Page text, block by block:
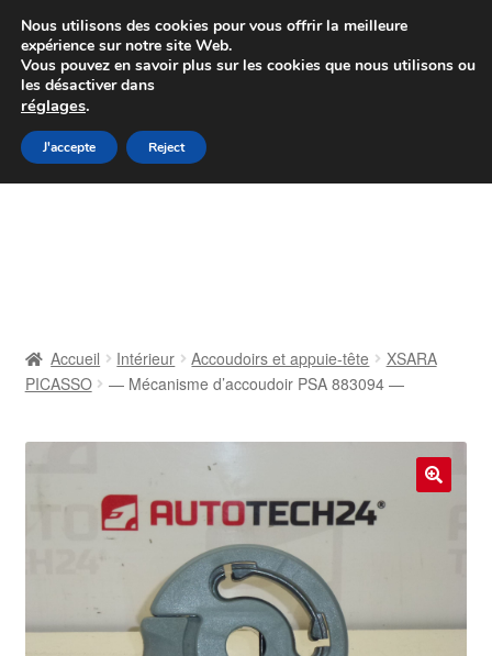
Colissimo livraison à partir de 7 EUR
Du lundi au vendredi de 9 h à 16 h
Aller
à
Aller
au
Contact
Livraison
Livraison internationale
Paiements
Accueil Intérieur Accoudoirs et appuie-tête
XSARA
PICASSO
— Mécanisme d’accoudoir PSA 883094 —
Nous utilisons des cookies pour vous offrir la meilleure
expérience sur notre site Web.
Vous pouvez en savoir plus sur les cookies que nous utilisons ou
les désactiver dans
réglages.
J'accepte Reject